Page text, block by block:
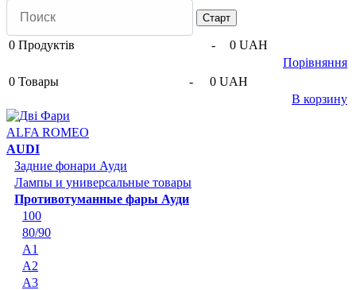
0 Продуктів -
0 UAH
Порівняння
0 Товары -
0 UAH
В корзину
ALFA ROMEO
AUDI
Задние фонари Ауди
Лампы и универсальные товары
Противотуманные фары Ауди
100
80/90
A1
A2
A3